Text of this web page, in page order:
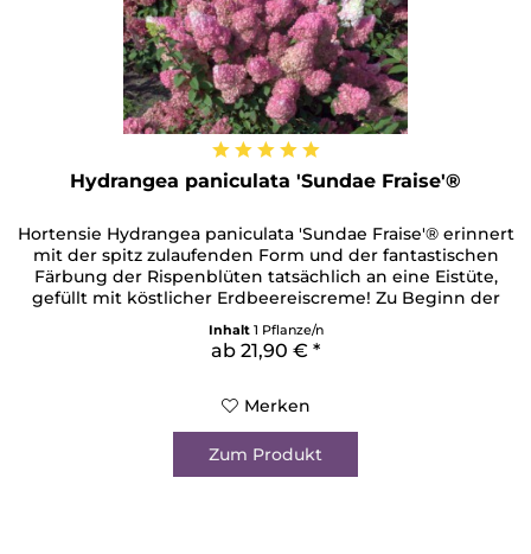
Hydrangea paniculata 'Sundae Fraise'®
Hortensie Hydrangea paniculata 'Sundae Fraise'® erinnert
mit der spitz zulaufenden Form und der fantastischen
Färbung der Rispenblüten tatsächlich an eine Eistüte,
gefüllt mit köstlicher Erdbeereiscreme! Zu Beginn der
Blüte im Juni dominiert ein cremiges Weiß, das nach und
nach in den rosaroten Erdbeerton changiert und so den
zweifarbigen Effekt inszeniert. Je nach Standort...
Inhalt 1 Pflanze/n
ab 21,90 € *
Merken
Zum Produkt